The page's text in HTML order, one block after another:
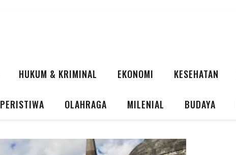
HUKUM & KRIMINAL EKONOMI KESEHATAN
PERISTIWA OLAHRAGA MILENIAL BUDAYA